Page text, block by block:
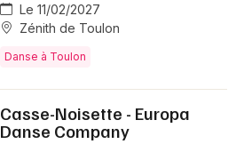
Le 11/02/2027
Zénith de Toulon
Danse à Toulon
Casse-Noisette - Europa
Danse Company